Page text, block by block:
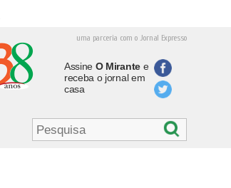
uma parceria com o Jornal Expresso
Assine O Mirantee
receba o jornal em
casa